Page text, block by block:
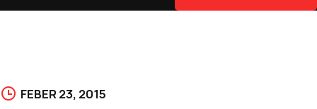
FEBER 23, 2015